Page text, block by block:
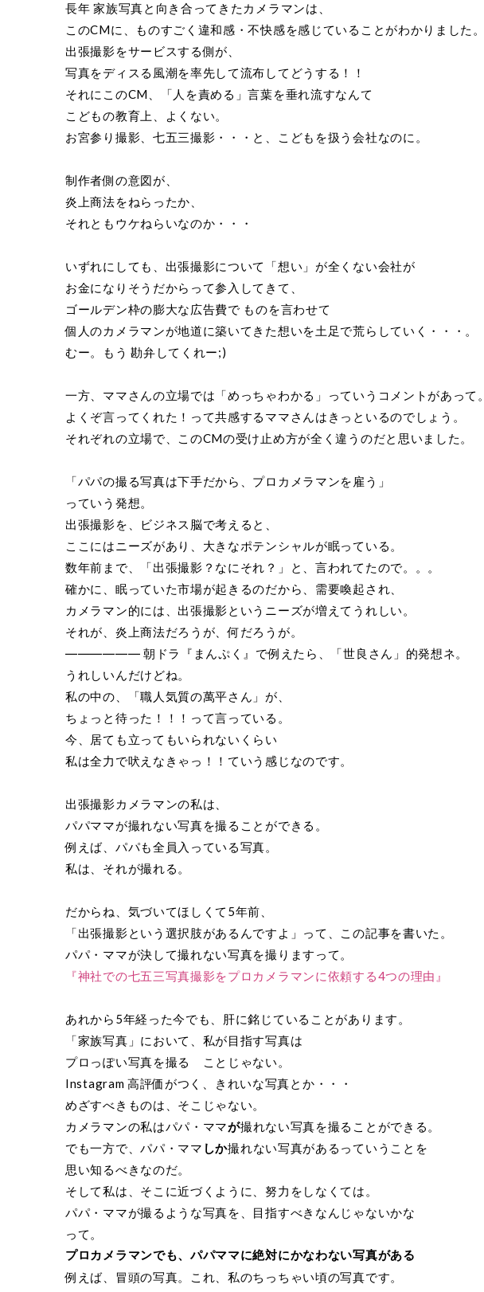
長年 家族写真と向き合ってきたカメラマンは、
このCMに、ものすごく違和感・不快感を感じていることがわかりました。
出張撮影をサービスする側が、
写真をディスる風潮を率先して流布してどうする！！
それにこのCM、「人を責める」言葉を垂れ流すなんて
こどもの教育上、よくない。
お宮参り撮影、七五三撮影・・・と、こどもを扱う会社なのに。
制作者側の意図が、
炎上商法をねらったか、
それともウケねらいなのか・・・
いずれにしても、出張撮影について「想い」が全くない会社が
お金になりそうだからって参入してきて、
ゴールデン枠の膨大な広告費で ものを言わせて
個人のカメラマンが地道に築いてきた想いを土足で荒らしていく・・・。
むー。もう 勘弁してくれー;)
一方、ママさんの立場では「めっちゃわかる」っていうコメントがあって
よくぞ言ってくれた！って共感するママさんはきっといるのでしょう。
それぞれの立場で、このCMの受け止め方が全く違うのだと思いました。
「パパの撮る写真は下手だから、プロカメラマンを雇う」
っていう発想。
出張撮影を、ビジネス脳で考えると、
ここにはニーズがあり、大きなポテンシャルが眠っている。
数年前まで、「出張撮影？なにそれ？」と、言われてたので。。。
確かに、眠っていた市場が起きるのだから、需要喚起され、
カメラマン的には、出張撮影というニーズが増えてうれしい。
それが、炎上商法だろうが、何だろうが。
―――――― 朝ドラ『まんぷく』で例えたら、「世良さん」的発想ネ。
うれしいんだけどね。
私の中の、「職人気質の萬平さん」が、
ちょっと待った！！！って言っている。
今、居ても立ってもいられないくらい
私は全力で吠えなきゃっ！！ていう感じなのです。
出張撮影カメラマンの私は、
パパママが撮れない写真を撮ることができる。
例えば、パパも全員入っている写真。
私は、それが撮れる。
だからね、気づいてほしくて5年前、
「出張撮影という選択肢があるんですよ」って、この記事を書いた。
パパ・ママが決して撮れない写真を撮りますって。
『神社での七五三写真撮影をプロカメラマンに依頼する4つの理由』
あれから5年経った今でも、肝に銘じていることがあります。
「家族写真」において、私が目指す写真は
プロっぽい写真を撮る ことじゃない。
Instagram 高評価がつく、きれいな写真とか・・・
めざすべきものは、そこじゃない。
カメラマンの私はパパ・ママが撮れない写真を撮ることができる。
でも一方で、パパ・ママ しか撮れない写真があるっていうことを
思い知るべきなのだ。
そして私は、そこに近づくように、努力をしなくては。
パパ・ママが撮るような写真を、目指すべきなんじゃないかな
って。
プロカメラマンでも、パパママに絶対にかなわない写真がある
例えば、冒頭の写真。これ、私のちっちゃい頃の写真です。